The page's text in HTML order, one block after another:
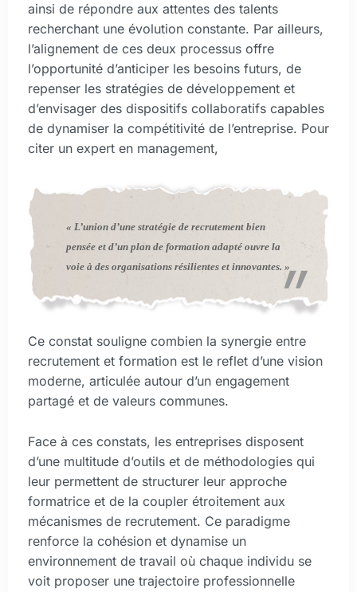
ainsi de répondre aux attentes des talents
recherchant une évolution constante. Par ailleurs,
l’alignement de ces deux processus offre
l’opportunité d’anticiper les besoins futurs, de
repenser les stratégies de développement et
d’envisager des dispositifs collaboratifs capables
de dynamiser la compétitivité de l’entreprise. Pour
citer un expert en management,
« L’union d’une stratégie de recrutement bien
pensée et d’un plan de formation adapté ouvre la
voie à des organisations résilientes et innovantes. »
Ce constat souligne combien la synergie entre
recrutement et formation est le reflet d’une vision
moderne, articulée autour d’un engagement
partagé et de valeurs communes.
Face à ces constats, les entreprises disposent
d’une multitude d’outils et de méthodologies qui
leur permettent de structurer leur approche
formatrice et de la coupler étroitement aux
mécanismes de recrutement. Ce paradigme
renforce la cohésion et dynamise un
environnement de travail où chaque individu se
voit proposer une trajectoire professionnelle